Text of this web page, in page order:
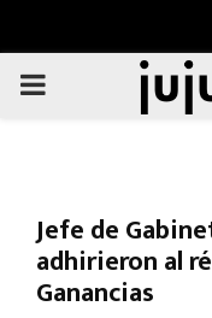
PRIMARY
Jefe de
adhirieron al
Ganancias